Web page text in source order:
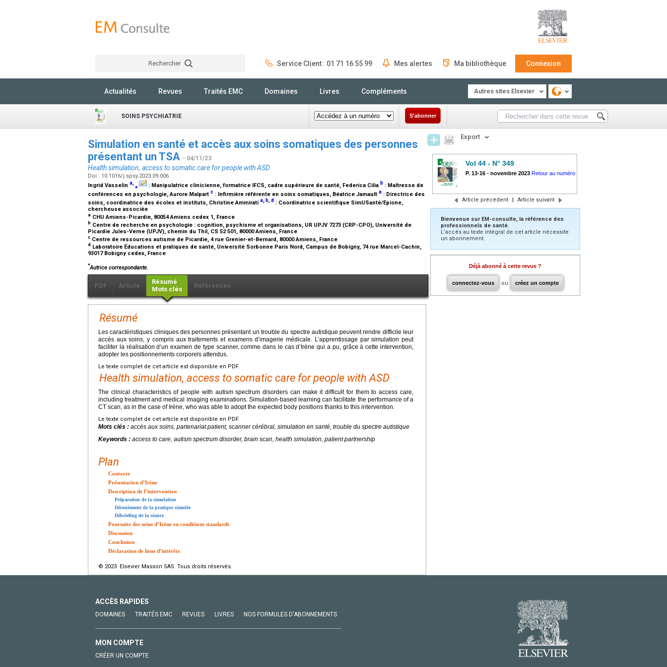
Rechercher Service Client : 01 71 16 55 99 Mes alertes Ma bibliothèque Connexion
Actualités Revues Traités EMC Domaines Livres Compléments Autres sites Elsevier
SOINS PSYCHIATRIE S'abonner
Simulation en santé et accès aux soins somatiques des personnes
présentant un TSA - 04/11/23
Health simulation, access to somatic care for people with ASD
Doi : 10.1016/j.spsy.2023.09.006
Ingrid Vasselin a,⁎ : Manipulatrice clinicienne, formatrice IFCS, cadre supérieure de santé, Federica Cilia b : Maîtresse de
conférences en psychologie, Aurore Malpart c : Infirmière référente en soins somatiques, Béatrice Jamault a : Directrice des
soins, coordinatrice des écoles et instituts, Christine Ammirati a, b,d : Coordinatrice scientifique SimUSanté/Epione,
chercheuse associée
a CHU Amiens-Picardie, 80054 Amiens cedex 1, France
b Centre de recherche en psychologie : cognition, psychisme et organisations, UR UPJV 7273 (CRP-CPO), Université de
Picardie Jules-Verne (UPJV), chemin du Thil, CS 52 501, 80000 Amiens, France
c Centre de ressources autisme de Picardie, 4 rue Grenier-et-Bernard, 80000 Amiens, France
d Laboratoire Éducations et pratiques de santé, Université Sorbonne Paris Nord, Campus de Bobigny, 74 rue Marcel-Cachin,
93017 Bobigny cedex, France
*Autrice correspondante.
PDF Article
Résumé
Mots clés
Références
Résumé
Les caractéristiques cliniques des personnes présentant un trouble du spectre autistique peuvent rendre difficile leur
accès aux soins, y compris aux traitements et examens d’imagerie médicale. L’apprentissage par simulation peut
faciliter la réalisation d’un examen de type scanner, comme dans le cas d’Irène qui a pu, grâce à cette intervention,
adopter les positionnements corporels attendus.
Le texte complet de cet article est disponible en PDF.
Health simulation, access to somatic care for people with ASD
The clinical characteristics of people with autism spectrum disorders can make it difficult for them to access care,
including treatment and medical imaging examinations. Simulation-based learning can facilitate the performance of a
CT scan, as in the case of Irène, who was able to adopt the expected body positions thanks to this intervention.
Le texte complet de cet article est disponible en PDF.
Mots clés : accès aux soins, partenariat patient, scanner cérébral, simulation en santé, trouble du spectre autistique
Keywords : access to care, autism spectrum disorder, brain scan, health simulation, patient partnership
Plan
Contexte
Présentation d’Irène
Description de l’intervention
Préparation de la simulation
Déroulement de la pratique simulée
Débriefing de la séance
Poursuite des soins d’Irène en conditions standards
Discussion
Conclusion
Déclaration de liens d’intérêts
© 2023 Elsevier Masson SAS. Tous droits réservés.
Export
Vol 44 - N° 349
P. 13-16 - novembre 2023 Retour au numéro
Article précédent | Article suivant
Bienvenue sur EM-consulte, la référence des
professionnels de santé.
L’accès au texte intégral de cet article nécessite
un abonnement.
Déjà abonné à cette revue ?
connectez-vous ou créez un compte
ACCÈS RAPIDES
DOMAINES TRAITÉS EMC REVUES LIVRES NOS FORMULES D'ABONNEMENTS
MON COMPTE
CRÉER UN COMPTE